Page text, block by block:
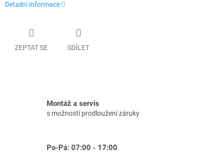
Detailní informace
ZEPTAT SE SDÍLET
Montáž a servis
s možností prodloužení záruky
Po-Pá: 07:00 - 17:00